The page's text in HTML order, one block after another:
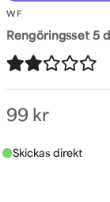
WF
Rengöringsset 5
99 kr